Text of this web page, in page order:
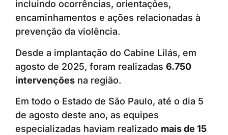
incluindo ocorrências, orientações,
encaminhamentos e ações relacionadas à
prevenção da violência.
Desde a implantação do Cabine Lilás, em
agosto de 2025, foram realizadas 6.750
intervenções na região.
Em todo o Estado de São Paulo, até o dia 5
de agosto deste ano, as equipes
especializadas haviam realizado mais de 15